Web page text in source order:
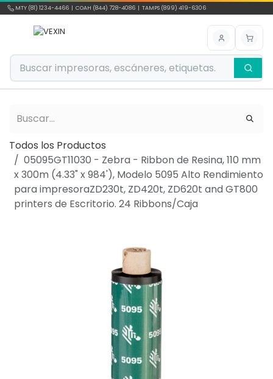
Ir al contenido
MTY (81) 1234-4466 | COAH (844) 728-4086 | TAMPS (899) 419-6306
Todos los Productos
05095GT11030 - Zebra - Ribbon de Resina, 110 mm
x 300m (4.33" x 984'), Modelo 5095 Alto Rendimiento
para impresoraZD230t, ZD420t, ZD620t and GT800
printers de Escritorio. 24 Ribbons/Caja